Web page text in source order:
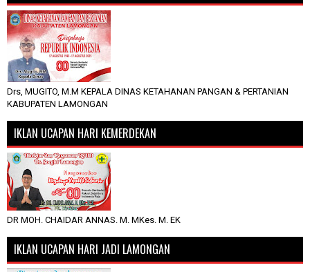
Drs, MUGITO, M.M KEPALA DINAS KETAHANAN PANGAN & PERTANIAN
KABUPATEN LAMONGAN
IKLAN UCAPAN HARI KEMERDEKAN
DR MOH. CHAIDAR ANNAS. M. MKes. M. EK
IKLAN UCAPAN HARI JADI LAMONGAN